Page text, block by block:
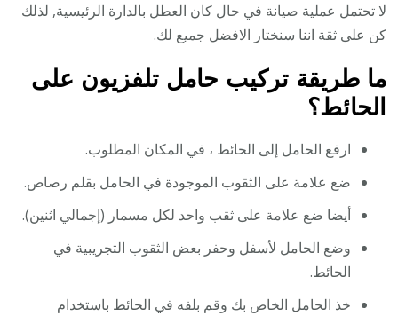
لا تحتمل عملية صيانة في حال كان العطل بالدارة الرئيسية, لذلك
كن على ثقة اننا سنختار الافضل جميع لك.
ما طريقة تركيب حامل تلفزيون على
الحائط؟
ارفع الحامل إلى الحائط ، في المكان المطلوب.
ضع علامة على الثقوب الموجودة في الحامل بقلم رصاص.
أيضا ضع علامة على ثقب واحد لكل مسمار (إجمالي اثنين).
وضع الحامل لأسفل وحفر بعض الثقوب التجريبية في
الحائط.
خذ الحامل الخاص بك وقم بلفه في الحائط باستخدام